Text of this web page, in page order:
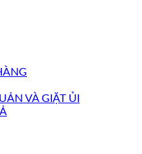
VÀ GIẶT ỦI